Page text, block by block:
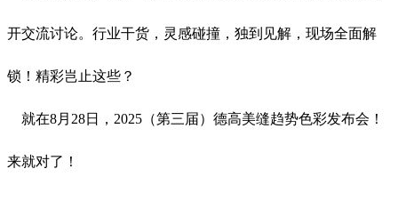
开交流讨论。行业干货，灵感碰撞，独到见解，现场全面解
锁！精彩岂止这些？
就在8月28日，2025（第三届）德高美缝趋势色彩发布会！
来就对了！